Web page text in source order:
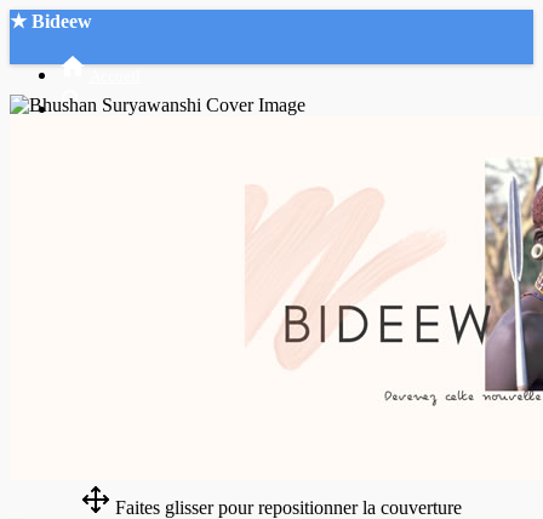
★ Bideew
Faites glisser pour repositionner la couverture